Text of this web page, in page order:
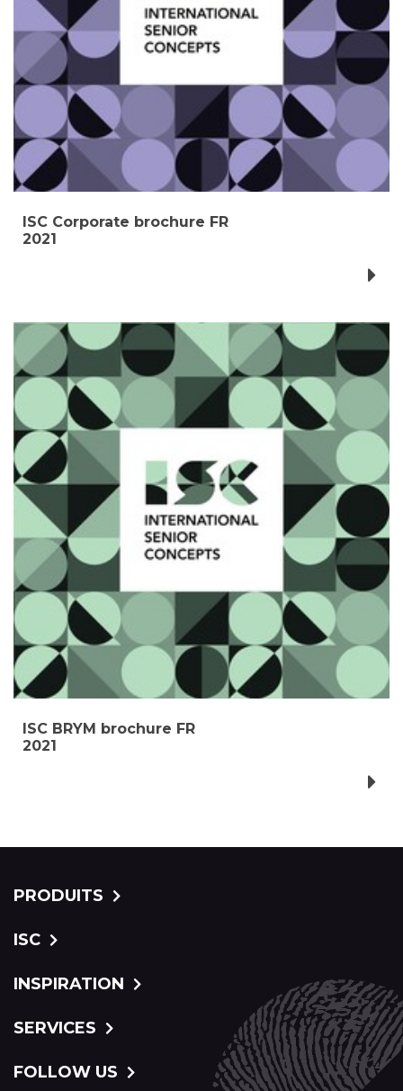
ISC Corporate brochure FR
2021
ISC BRYM brochure FR
2021
PRODUITS
ISC
INSPIRATION
SERVICES
FOLLOW US